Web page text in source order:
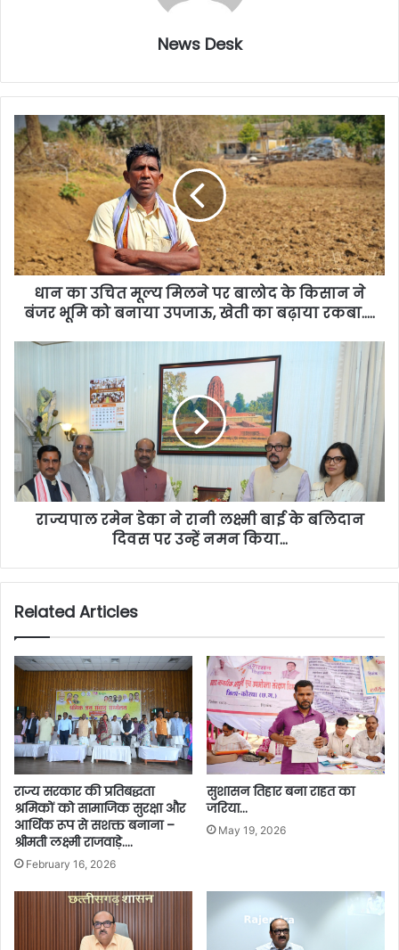
News Desk
धान का उचित मूल्य मिलने पर बालोद के किसान ने
बंजर भूमि को बनाया उपजाऊ, खेती का बढ़ाया रकबा…..
राज्यपाल रमेन डेका ने रानी लक्ष्मी बाई के बलिदान
दिवस पर उन्हें नमन किया…
Related Articles
राज्य सरकार की प्रतिबद्धता
श्रमिकों को सामाजिक सुरक्षा और
आर्थिक रूप से सशक्त बनाना –
श्रीमती लक्ष्मी राजवाड़े….
February 16, 2026
सुशासन तिहार बना राहत का
जरिया…
May 19, 2026